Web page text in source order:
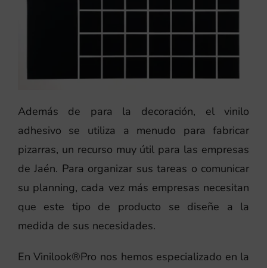
Además de para la decoración, el vinilo
adhesivo se utiliza a menudo para fabricar
pizarras, un recurso muy útil para las empresas
de Jaén. Para organizar sus tareas o comunicar
su planning, cada vez más empresas necesitan
que este tipo de producto se diseñe a la
medida de sus necesidades.
En Vinilook®Pro nos hemos especializado en la